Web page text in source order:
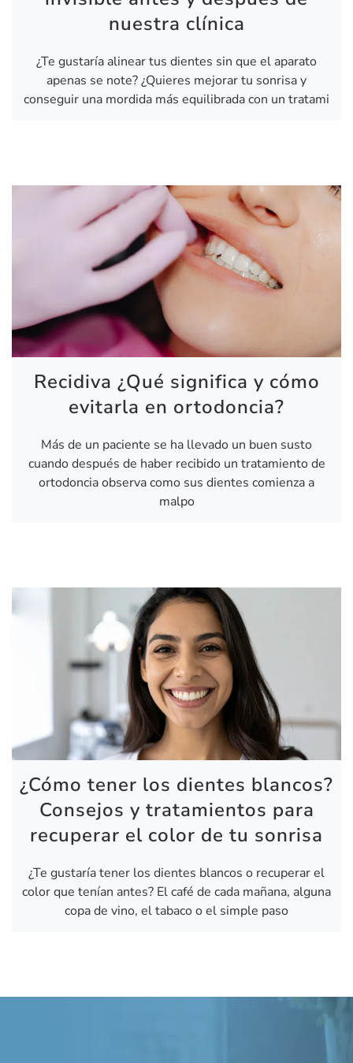
nuestra clínica
¿Te gustaría alinear tus dientes sin que el aparato
apenas se note? ¿Quieres mejorar tu sonrisa y
conseguir una mordida más equilibrada con un tratami
Recidiva ¿Qué significa y cómo
evitarla en ortodoncia?
Más de un paciente se ha llevado un buen susto
cuando después de haber recibido un tratamiento de
ortodoncia observa como sus dientes comienza a
malpo
¿Cómo tener los dientes blancos?
Consejos y tratamientos para
recuperar el color de tu sonrisa
¿Te gustaría tener los dientes blancos o recuperar el
color que tenían antes? El café de cada mañana, alguna
copa de vino, el tabaco o el simple paso